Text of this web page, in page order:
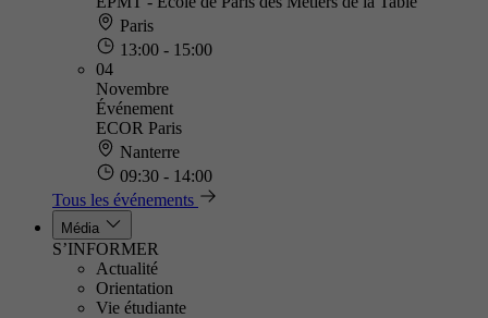
Paris
13:00 - 15:00
04
Novembre
Événement
ECOR Paris
Nanterre
09:30 - 14:00
Tous les événements
Média
S’INFORMER
Actualité
Orientation
Vie étudiante